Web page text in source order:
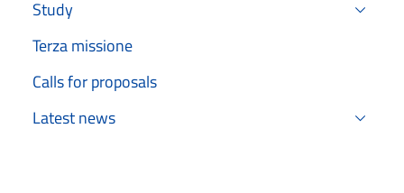
Study
Terza missione
Calls for proposals
Latest news